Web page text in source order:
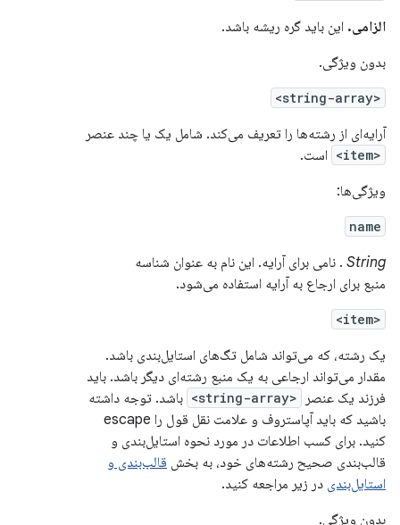
الزامی. این باید گره ریشه باشد.
بدون ویژگی.
<string-array>
آرایه‌ای از رشته‌ها را تعریف می‌کند. شامل یک یا چند عنصر
<item>
است.
ویژگی‌ها:
name
String . نامی برای آرایه. این نام به عنوان شناسه
منبع برای ارجاع به آرایه استفاده می‌شود.
<item>
یک رشته، که می‌تواند شامل تگ‌های استایل‌بندی باشد.
مقدار می‌تواند ارجاعی به یک منبع رشته‌ای دیگر باشد. باید
فرزند یک عنصر
<string-array>
باشد. توجه داشته
باشید که باید آپاستروف و علامت نقل قول را escape
کنید. برای کسب اطلاعات در مورد نحوه استایل‌بندی و
قالب‌بندی صحیح رشته‌های خود، به بخش قالب‌بندی و
استایل‌بندی در زیر مراجعه کنید.
بدون ویژگی.